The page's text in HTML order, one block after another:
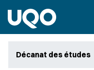
Décanat des études